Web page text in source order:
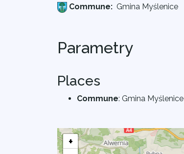
Commune: Gmina Myślenice
Parametry
Places
Commune: Gmina Myślenice
+